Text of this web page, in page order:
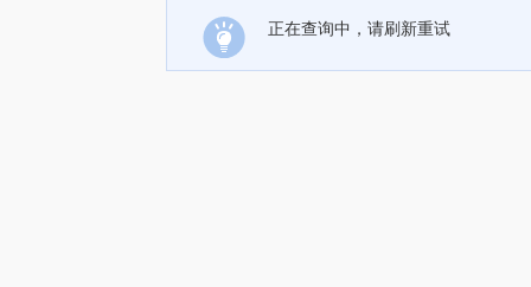
正在查询中，请刷新重试